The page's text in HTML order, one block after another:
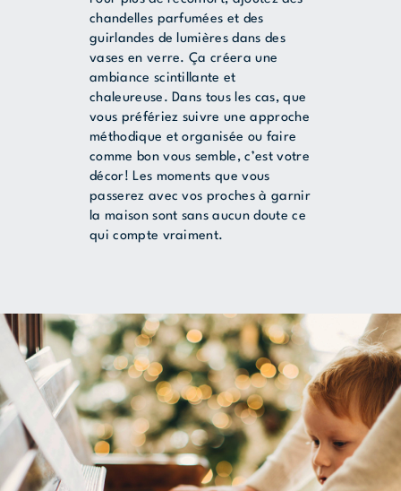
chandelles parfumées et des
guirlandes de lumières dans des
vases en verre. Ça créera une
ambiance scintillante et
chaleureuse. Dans tous les cas, que
vous préfériez suivre une approche
méthodique et organisée ou faire
comme bon vous semble, c’est votre
décor! Les moments que vous
passerez avec vos proches à garnir
la maison sont sans aucun doute ce
qui compte vraiment.